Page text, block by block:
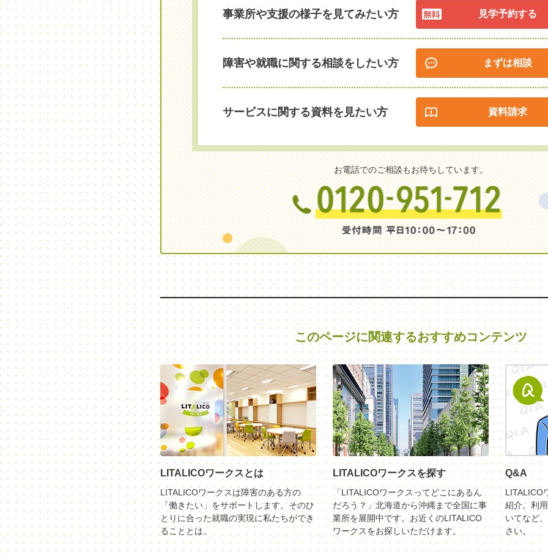
事業所や支援の様子を見てみたい方 見学予約する
障害や就職に関する相談をしたい方 まずは相談
サービスに関する資料を見たい方 資料請求
お電話でのご相談もお待ちしています。
このページに関連するおすすめコンテンツ
LITALICOワークスとは
LITALICOワークスは障害のある方の
「働きたい」をサポートします。そのひ
とりに合った就職の実現に私たちができ
ることとは。
LITALICOワークスを探す
「LITALICOワークスってどこにあるん
だろう？」北海道から沖縄まで全国に事
業所を展開中です。お近くのLITALICO
ワークスをお探しいただけます。
Q&A
LITALICO
紹介。利
いてなど
さい。